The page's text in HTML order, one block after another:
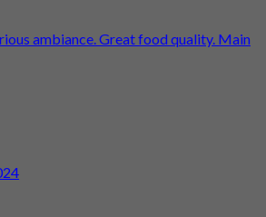
ambiance. Great food quality. Main